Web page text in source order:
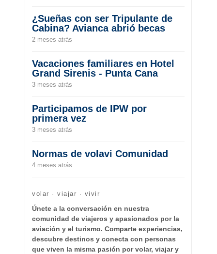
¿Sueñas con ser Tripulante de
Cabina? Avianca abrió becas
2 meses atrás
Vacaciones familiares en Hotel
Grand Sirenis - Punta Cana
3 meses atrás
Participamos de IPW por
primera vez
3 meses atrás
Normas de volavi Comunidad
4 meses atrás
volar · viajar · vivir
Únete a la conversación en nuestra
comunidad de viajeros y apasionados por la
aviación y el turismo. Comparte experiencias,
descubre destinos y conecta con personas
que viven la misma pasión por volar, viajar y